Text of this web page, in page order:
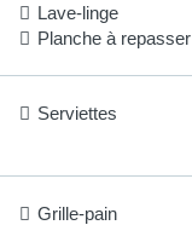
Lave-linge
Planche à repasser
Serviettes
Grille-pain